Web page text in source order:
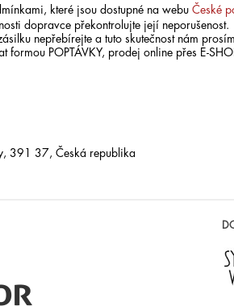
které jsou dostupné na webuČeské
dopravce překontrolujte její neporušenost.
nepřebírejte a tuto skutečnost nám
POPTÁVKY, prodej online přes E-
391 37, Česká republika